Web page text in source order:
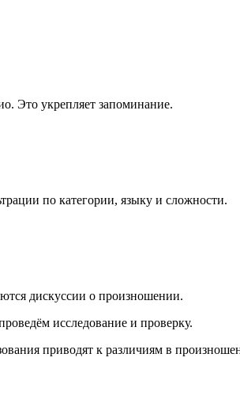
Это укрепляет запоминание.
по категории, языку и сложности.
дискуссии о произношении.
исследование и проверку.
приводят к различиям в